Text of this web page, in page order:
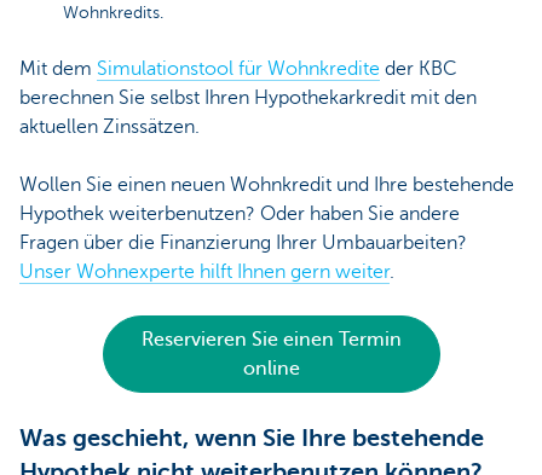
Wohnkredits.
Mit dem Simulationstool für Wohnkredite der KBC
berechnen Sie selbst Ihren Hypothekarkredit mit den
aktuellen Zinssätzen.
Wollen Sie einen neuen Wohnkredit und Ihre bestehende
Hypothek weiterbenutzen? Oder haben Sie andere
Fragen über die Finanzierung Ihrer Umbauarbeiten?
Unser Wohnexperte hilft Ihnen gern weiter.
Reservieren Sie einen Termin
online
Was geschieht, wenn Sie Ihre bestehende